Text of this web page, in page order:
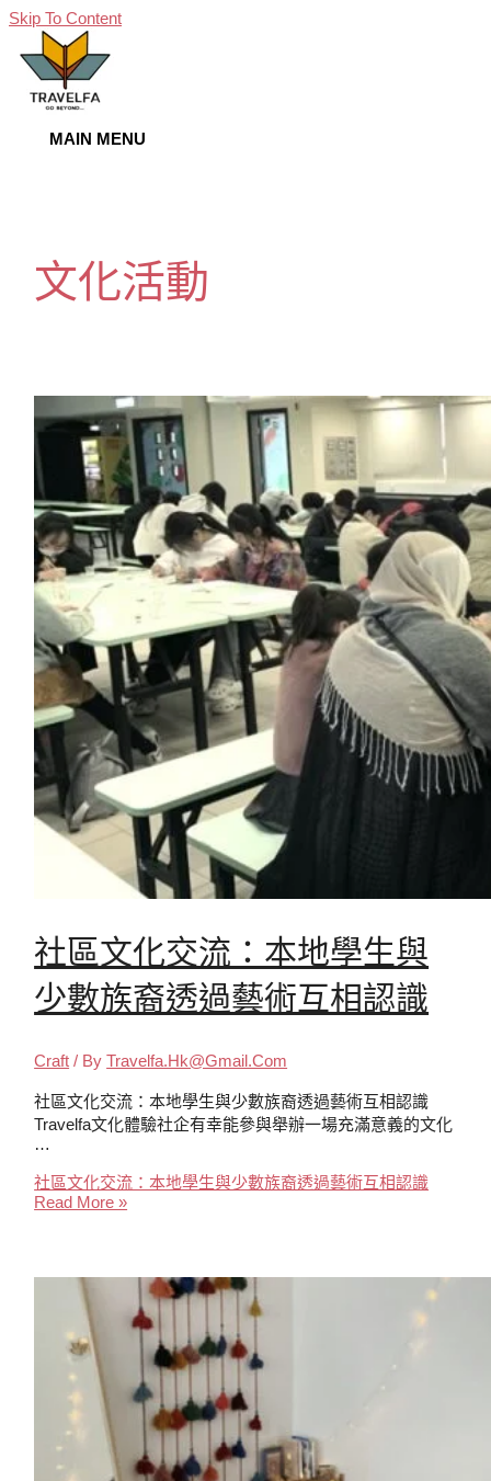
Skip To Content
MAIN MENU
文化活動
社區文化交流：本地學生與
少數族裔透過藝術互相認識
Craft / ByTravelfa.hk@gmail.com
社區文化交流：本地學生與少數族裔透過藝術互相認識
Travelfa文化體驗社企有幸能參與舉辦一場充滿意義的文化
…
社區文化交流：本地學生與少數族裔透過藝術互相認識
Read More »